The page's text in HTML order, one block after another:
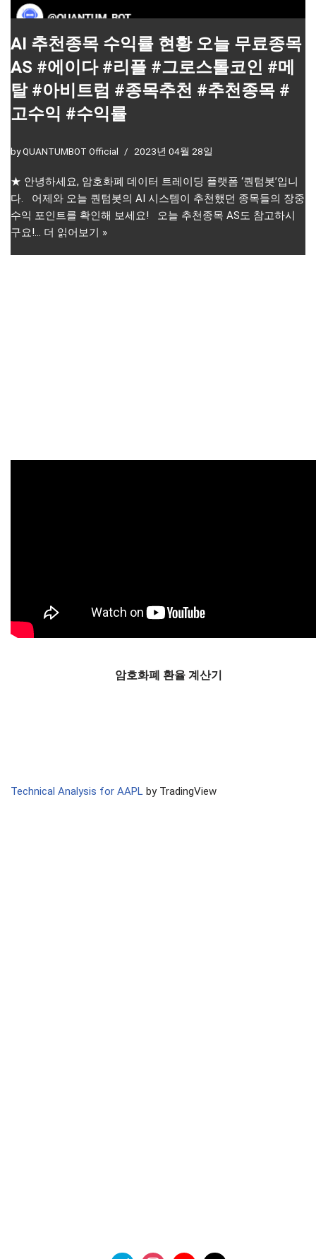
AI 추천종목 수익률 현황 오늘 무료종목
AS #에이다 #리플 #그로스톨코인 #메
탈 #아비트럼 #종목추천 #추천종목 #
고수익 #수익률
byQUANTUMBOT Official 2023년 04월 28일
★ 안녕하세요, 암호화폐 데이터 트레이딩 플랫폼 ‘퀀텀봇’입니
다. 어제와 오늘 퀀텀봇의 AI 시스템이 추천했던 종목들의 장중
수익 포인트를 확인해 보세요! 오늘 추천종목 AS도 참고하시
구요!… 더 읽어보기 »
암호화폐 환율 계산기
Technical Analysis for AAPL by TradingView